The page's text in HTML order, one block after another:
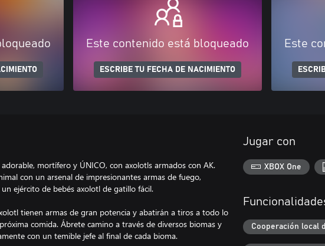
Este contenido está bloqueado
ESCRIBE TU FECHA DE NACIMIENTO
Este
mortífero y ÚNICO, con axolotls armados con AK.
con un arsenal de impresionantes armas de fuego,
ejército de bebés axolotl de gatillo fácil.
tienen armas de gran potencia y abatirán a tiros a todo lo
comida. Ábrete camino a través de diversos biomas y
con un temible jefe al final de cada bioma.
Jugar con
XBOX One
Cooperación local